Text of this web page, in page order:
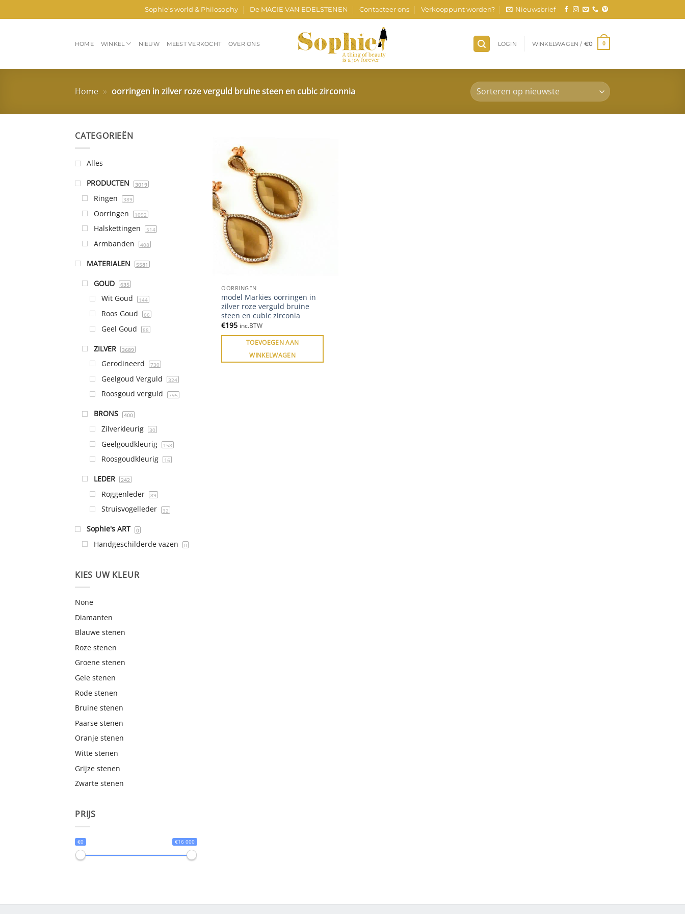
naar
Sophie’s world & Philosophy De MAGIE VAN EDELSTENEN Contacteer ons Verkooppunt worden? Nieuwsbrief
HOME WINKEL NIEUW MEEST VERKOCHT OVER ONS LOGIN WINKELWAGEN / €0 0
Home » oorringen in zilver roze verguld bruine steen en cubic zirconnia
CATEGORIEËN
Alles
PRODUCTEN 3019
Ringen 389
Oorringen 1092
Halskettingen 514
Armbanden 408
MATERIALEN 5581
GOUD 635
Wit Goud 144
Roos Goud 66
Geel Goud 88
ZILVER 3689
Gerodineerd 730
Geelgoud Verguld 324
Roosgoud verguld 795
BRONS 400
Zilverkleurig 30
Geelgoudkleurig 158
Roosgoudkleurig 16
LEDER 242
Roggenleder 89
Struisvogelleder 32
Sophie's ART 0
Handgeschilderde vazen 0
KIES UW KLEUR
None
Diamanten
Blauwe stenen
Roze stenen
Groene stenen
Gele stenen
Rode stenen
Bruine stenen
Paarse stenen
Oranje stenen
Witte stenen
Grijze stenen
Zwarte stenen
PRIJS
€0 €16 000
OORRINGEN
model Markies oorringen in
zilver roze verguld bruine
steen en cubic zirconia
€195 inc.BTW
TOEVOEGEN AAN
WINKELWAGEN